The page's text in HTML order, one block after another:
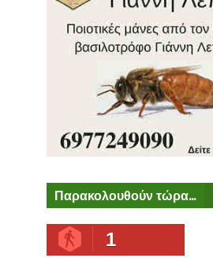
Παρακολουθούν τώρα...
1